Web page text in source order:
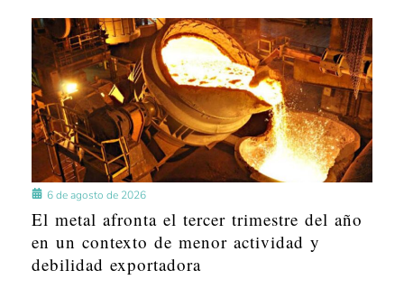
6 de agosto de 2026
El metal afronta el tercer trimestre del año
en un contexto de menor actividad y
debilidad exportadora